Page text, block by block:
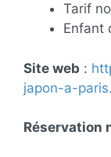
Tarif
Enfant
Site web :
japon-a-
Réservation